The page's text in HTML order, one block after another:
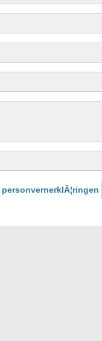
personvernerklÃ¦ringen